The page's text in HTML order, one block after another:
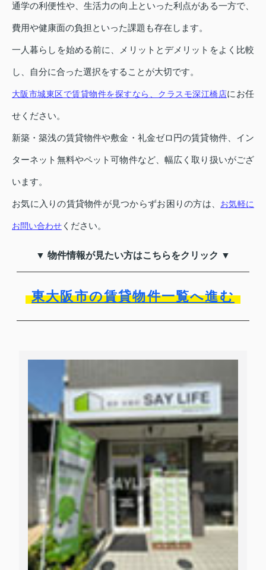
通学の利便性や、生活力の向上といった利点がある一方で、
費用や健康面の負担といった課題も存在します。
一人暮らしを始める前に、メリットとデメリットをよく比較
し、自分に合った選択をすることが大切です。
大阪市城東区で賃貸物件を探すなら、クラスモ深江橋店にお任
せください。
新築・築浅の賃貸物件や敷金・礼金ゼロ円の賃貸物件、イン
ターネット無料やペット可物件など、幅広く取り扱いがござ
います。
お気に入りの賃貸物件が見つからずお困りの方は、 お気軽に
お問い合わせ ください。
▼ 物件情報が見たい方はこちらをクリック ▼
東大阪市の賃貸物件一覧へ進む